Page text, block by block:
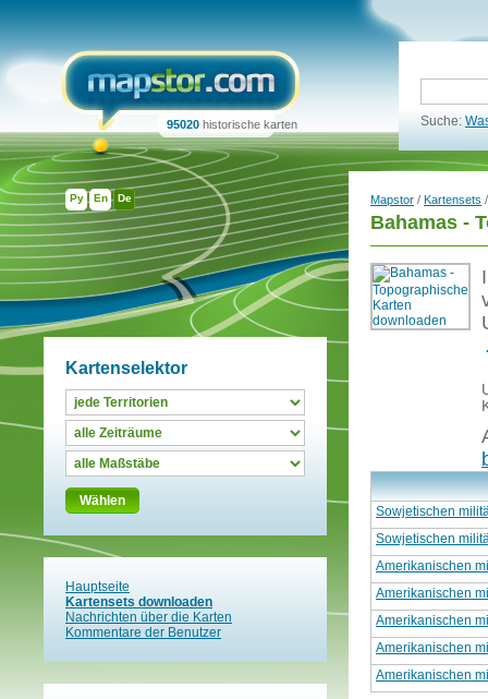
Ру En De
95020 historische karten Suche:
Kartenselektor
Wählen
Hauptseite
Kartensets downloaden
Nachrichten über die Karten
Kommentare der Benutzer
Mapstor / Kartensets
Bahamas -
Sowjetischen
Sowjetischen
Amerikanischen
Amerikanischen
Amerikanischen
Amerikanischen
Amerikanischen